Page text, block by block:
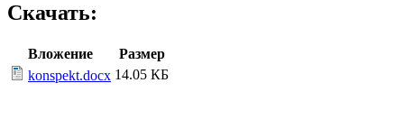
Скачать:
Вложение
Размер
konspekt.docx 14.05 КБ